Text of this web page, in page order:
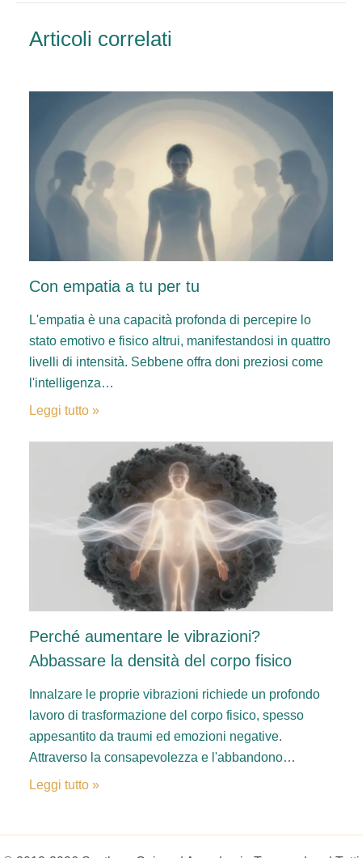
Articoli correlati
Con empatia a tu per tu
L'empatia è una capacità profonda di percepire lo
stato emotivo e fisico altrui, manifestandosi in quattro
livelli di intensità. Sebbene offra doni preziosi come
l'intelligenza…
Leggi tutto »
Perché aumentare le vibrazioni?
Abbassare la densità del corpo fisico
Innalzare le proprie vibrazioni richiede un profondo
lavoro di trasformazione del corpo fisico, spesso
appesantito da traumi ed emozioni negative.
Attraverso la consapevolezza e l'abbandono…
Leggi tutto »